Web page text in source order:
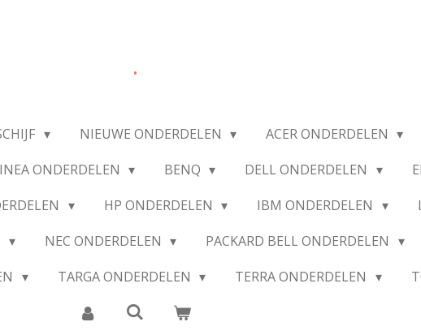
.
NIEUWE ONDERDELEN ACER ONDERDELEN
ONDERDELEN BENQ DELL ONDERDELEN
HP ONDERDELEN IBM ONDERDELEN
NEC ONDERDELEN PACKARD BELL ONDERDELEN
TARGA ONDERDELEN TERRA ONDERDELEN